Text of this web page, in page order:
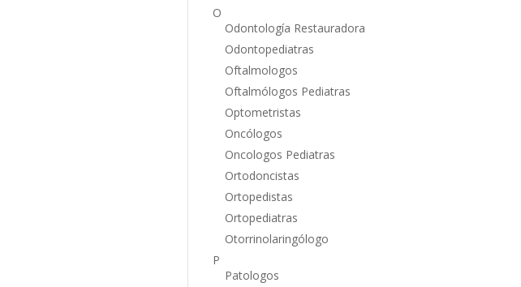
O
Odontología Restauradora
Odontopediatras
Oftalmologos
Oftalmólogos Pediatras
Optometristas
Oncólogos
Oncologos Pediatras
Ortodoncistas
Ortopedistas
Ortopediatras
Otorrinolaringólogo
P
Patologos